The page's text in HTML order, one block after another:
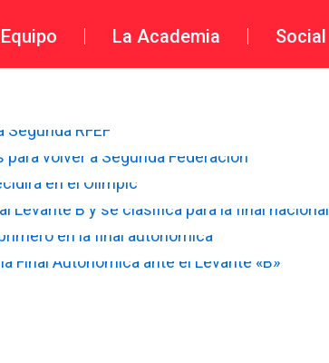
La Academia Social
Segunda RFEF
volver a Segunda Federación
en el Olímpic
Levante B y se clasifica para la final nacional
en la final autonómica
Final Autonómica ante el Levante «B»